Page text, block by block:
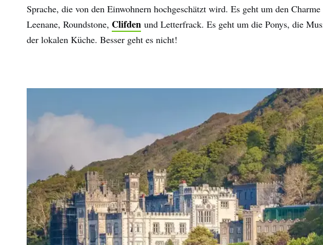
Sprache, die von den Einwohnern hochgeschätzt wird. Es geht um den
Leenane, Roundstone, Clifden und Letterfrack. Es geht um die Ponys, die
der lokalen Küche. Besser geht es nicht!